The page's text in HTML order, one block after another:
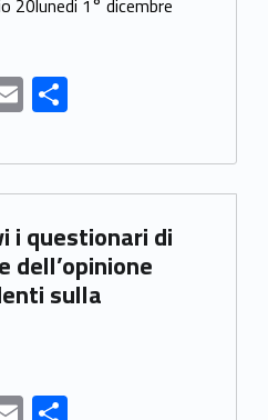
20lunedi 1° dicembre
E
m
ai
l
S
h
ar
e
i questionari di
dell’opinione
sulla